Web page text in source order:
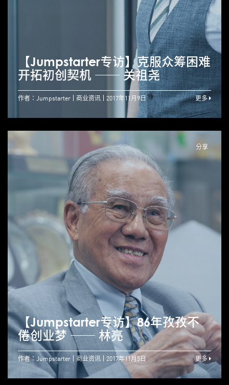
【Jumpstarter专访】克服众筹困难
开拓初创契机 ── 关祖尧
作者：Jumpstarter 商业资讯 2017年11月9日 更多
分享
【Jumpstarter专访】86年孜孜不
倦创业梦 ── 林亮
作者：Jumpstarter 商业资讯 2017年11月5日 更多